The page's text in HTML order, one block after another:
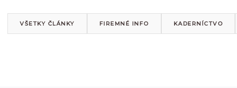
VŠETKY ČLÁNKY FIREMNÉ INFO KADERNÍCTVO